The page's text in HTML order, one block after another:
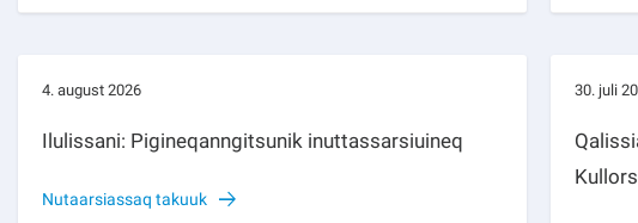
4. august 2026
Ilulissani: Pigineqanngitsunik inuttassarsiuineq
Nutaarsiassaq takuuk
30. juli